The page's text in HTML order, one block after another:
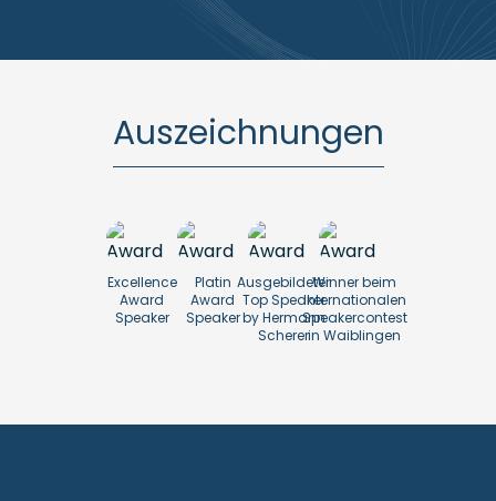
Auszeichnungen
Excellence
Award
Speaker
Platin
Award
Speaker
Ausgebildeter
Top Speaker
by Hermann
Scherer
Winner beim
Internationalen
Speakercontest
in Waiblingen